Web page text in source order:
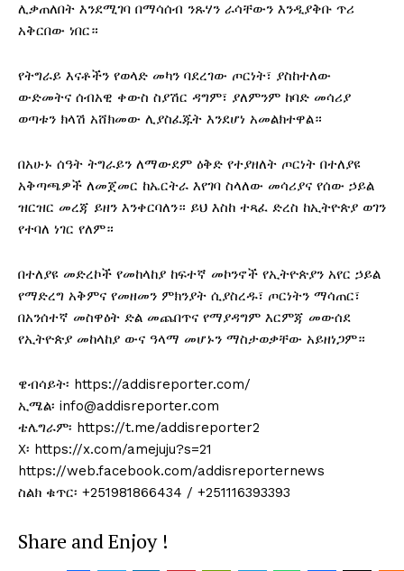
ሊቃጠለበት እንደሚገባ በማሳሰብ ንጹሃን ራሳቸውን እንዲያቅቡ ጥሪ
አቅርበው ነበር።
የትግራይ እናቶችን የወላድ መካን ባደረገው ጦርነት፣ ያስከተለው
ውድመትና ሰብአዊ ቀውስ ስያሽር ዳግም፣ ያለምንም ከባድ መሳሪያ
ወጣቱን ክላሽ አሸክመው ሊያስፈጁት እንደሆነ አመልክተዋል።
በአሁኑ ሰዓት ትግራይን ለማውደም ዕቅድ የተያዘለት ጦርነት በተለያዩ
አቅጣጫዎች ለመጀመር ከኤርትራ እየገባ ስላለው መሳሪያና የሰው ኃይል
ዝርዝር መረጃ ይዘን እንቀርባለን። ይህ እስከ ተጻፈ ድረስ ከኢትዮጵያ ወገን
የተባለ ነገር የለም።
በተለያዩ መድረኮች የመከላከያ ከፍተኛ መኮንኖች የኢትዮጵያን አየር ኃይል
የማድረግ አቅምና የመዘመን ምክንያት ሲያስረዱ፣ ጦርነትን ማሳጠር፣
በአንሰተኛ መስዋዕት ድል መጨበጥና የማያዳግም እርምጃ መውሰደ
የኢትዮጵያ መከላከያ ውና ዓላማ መሆኑን ማስታወቃቸው አይዘነጋም።
ዌብሳይት፡ https://addisreporter.com/
ኢሜል፡ info@addisreporter.com
ቴሌግራም፡ https://t.me/addisreporter2
X፡ https://x.com/amejuju?s=21
https://web.facebook.com/addisreporternews
ስልክ ቁጥር፡ +251981866434 / +251116393393
Share and Enjoy !